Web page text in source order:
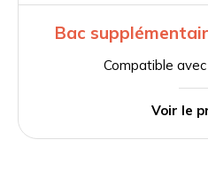
Bac
Compatible
Voir le